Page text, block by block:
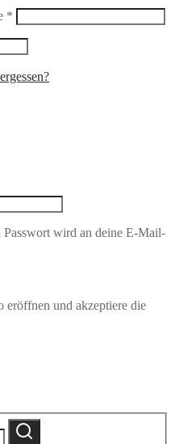
*
wird an deine E-Mail-
eröffnen und akzeptiere die
Suche